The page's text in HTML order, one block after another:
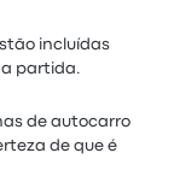
incluídas
partida.
de autocarro
de que é